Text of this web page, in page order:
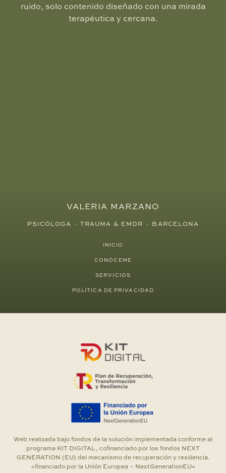
ruido, solo contenido diseñado con una mirada
terapéutica y cercana.
VALERIA MARZANO
PSICÓLOGA · TRAUMA & EMDR · BARCELONA
INICIO
CONÓCEME
SERVICIOS
POLÍTICA DE PRIVACIDAD
Web realizada bajo fondos de la solución implementada conforme al
programa KIT DIGITAL, cofinanciado por los fondos NEXT
GENERATION (EU) del mecanismo de recuperación y resiliencia.
«financiado por la Unión Europea – NextGenerationEU»